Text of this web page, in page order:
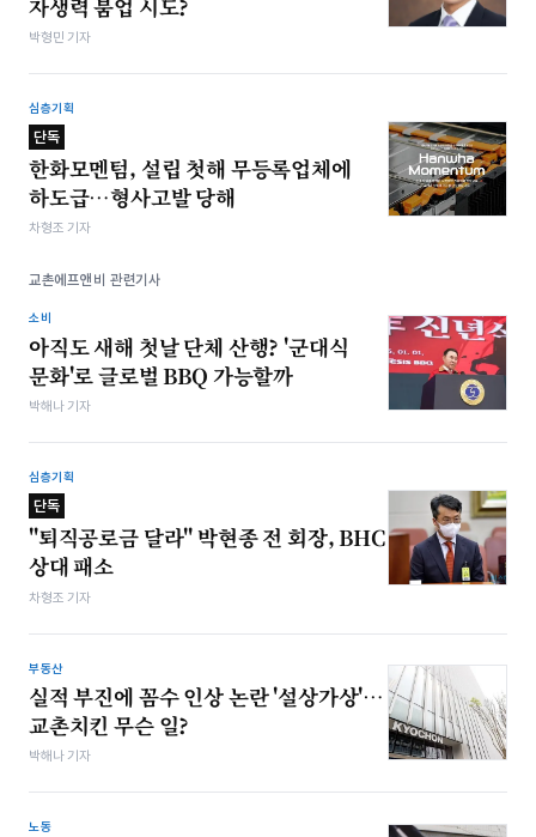
자생력 붐업 시도?
박형민 기자
심층기획
단독
한화모멘텀, 설립 첫해 무등록업체에
하도급…형사고발 당해
차형조 기자
교촌에프앤비 관련기사
소비
아직도 새해 첫날 단체 산행? '군대식
문화'로 글로벌 BBQ 가능할까
박해나 기자
심층기획
단독
"퇴직공로금 달라" 박현종 전 회장, BHC
상대 패소
차형조 기자
부동산
실적 부진에 꼼수 인상 논란 '설상가상'…
교촌치킨 무슨 일?
박해나 기자
노동